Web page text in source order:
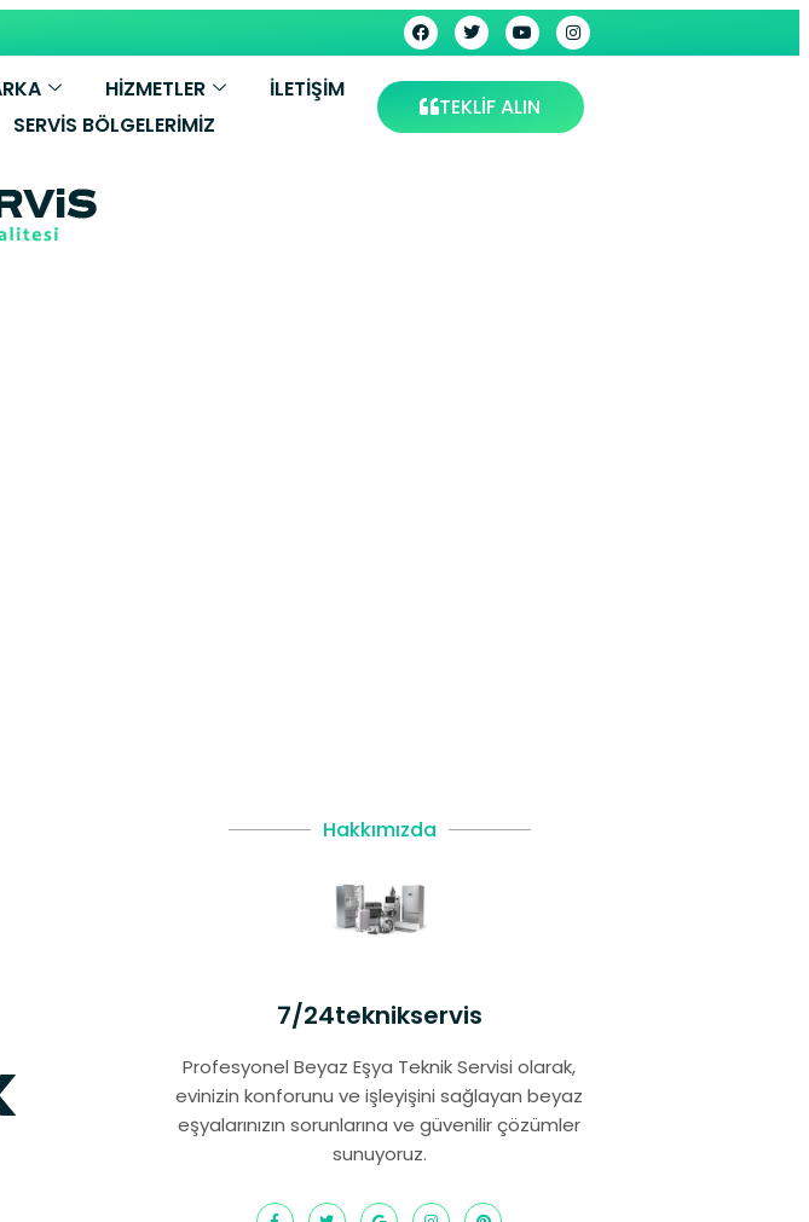
HİZMETLER
İLETIŞIM
SERVIS BÖLGELERIMIZ
TEKLİF ALIN
Hakkımızda
7/24teknikservis
Profesyonel Beyaz Eşya Teknik Servisi olarak,
evinizin konforunu ve işleyişini sağlayan beyaz
eşyalarınızın sorunlarına ve güvenilir çözümler
sunuyoruz.